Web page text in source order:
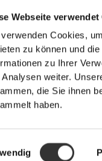
Webseite verwendet
Cookies,
zu können und
zu Ihrer
Analysen weiter.
die Sie ihnen
haben.